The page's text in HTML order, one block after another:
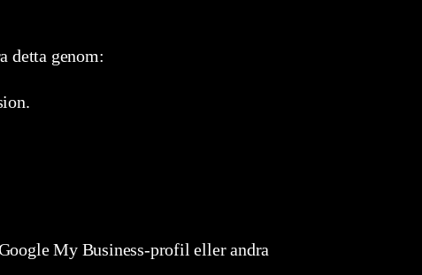
detta genom:
My Business-profil eller andra